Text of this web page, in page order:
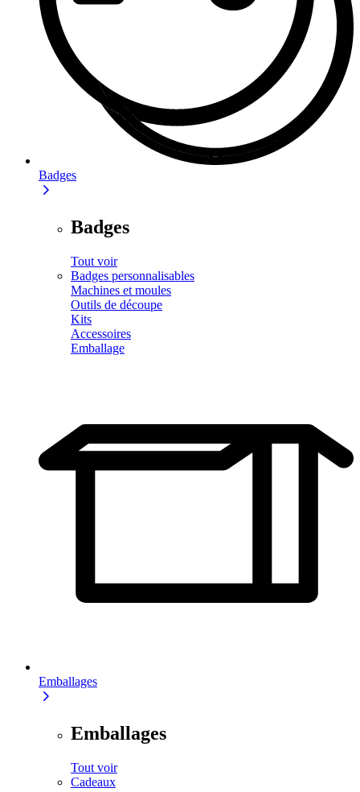
Badges
Badges
Tout voir
Badges personnalisables
Machines et moules
Outils de découpe
Kits
Accessoires
Emballage
Emballages
Emballages
Tout voir
Cadeaux